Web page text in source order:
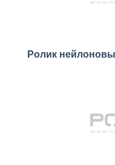
Ролик